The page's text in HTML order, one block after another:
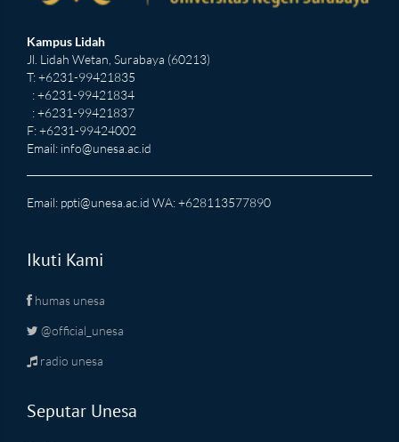
Kampus Lidah
Jl. Lidah Wetan, Surabaya (60213)
T: +6231-99421835
: +6231-99421834
: +6231-99421837
F: +6231-99424002
Email: info@unesa.ac.id
Email: ppti@unesa.ac.id WA: +628113577890
Ikuti Kami
humas unesa
@official_unesa
radio unesa
Seputar Unesa